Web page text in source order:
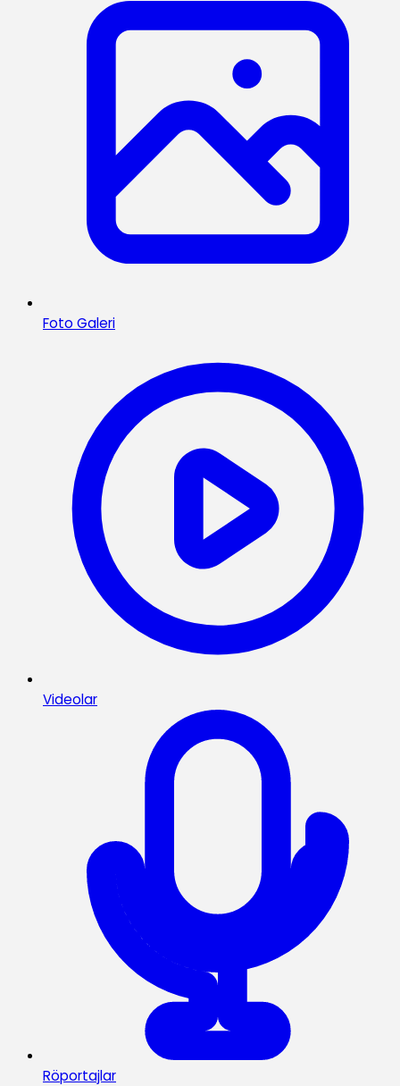
Foto Galeri
Videolar
Röportajlar